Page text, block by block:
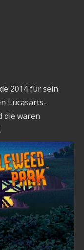
2014 für sein
Lucasarts-
die waren